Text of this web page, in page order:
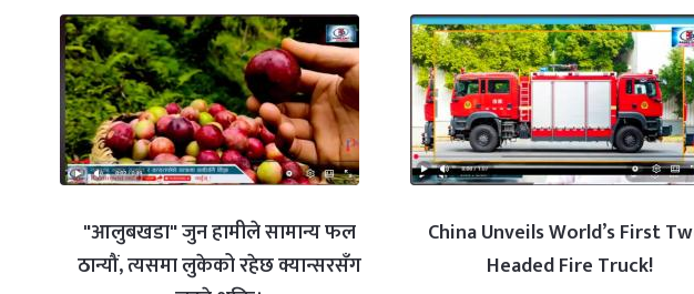
"आलुबखडा" जुन हामीले सामान्य फल
ठान्यौं, त्यसमा लुकेको रहेछ क्यान्सरसँग
China Unveils World’s First
Headed Fire Truck!